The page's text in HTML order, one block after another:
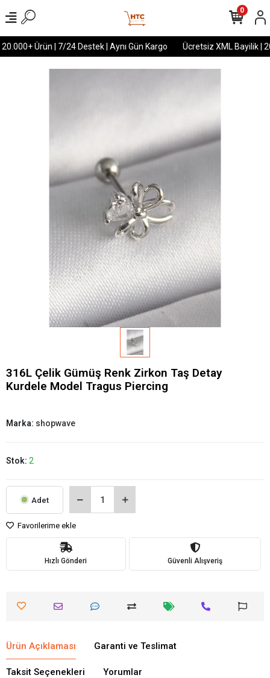
Ürün | 7/24 Destek | Aynı Gün Kargo Ücretsiz XML Bayilik |
0
316L Çelik Gümüş Renk Zirkon Taş Detay
Kurdele Model Tragus Piercing
Marka: shopwave
Stok: 2
Adet
Favorilerime ekle
Hızlı Gönderi Güvenli Alışveriş
Ürün Açıklaması Garanti ve Teslimat
Taksit Seçenekleri Yorumlar